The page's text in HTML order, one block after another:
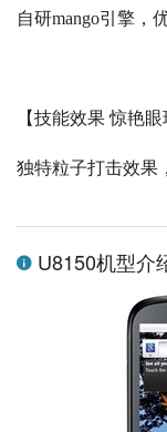
自研mango引擎，
【技能效果 惊艳眼
独特粒子打击效果，
U8150机型介